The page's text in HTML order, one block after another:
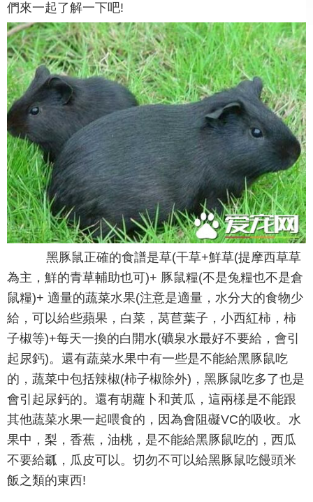
們來一起了解一下吧!
黑豚鼠正確的食譜是草(干草+鮮草(提摩西草草
為主，鮮的青草輔助也可)+ 豚鼠糧(不是兔糧也不是倉
鼠糧)+ 適量的蔬菜水果(注意是適量，水分大的食物少
給，可以給些蘋果，白菜，莴苣葉子，小西紅柿，柿
子椒等)+每天一換的白開水(礦泉水最好不要給，會引
起尿鈣)。還有蔬菜水果中有一些是不能給黑豚鼠吃
的，蔬菜中包括辣椒(柿子椒除外)，黑豚鼠吃多了也是
會引起尿鈣的。還有胡蘿卜和黃瓜，這兩樣是不能跟
其他蔬菜水果一起喂食的，因為會阻礙VC的吸收。水
果中，梨，香蕉，油桃，是不能給黑豚鼠吃的，西瓜
不要給瓤，瓜皮可以。切勿不可以給黑豚鼠吃饅頭米
飯之類的東西!